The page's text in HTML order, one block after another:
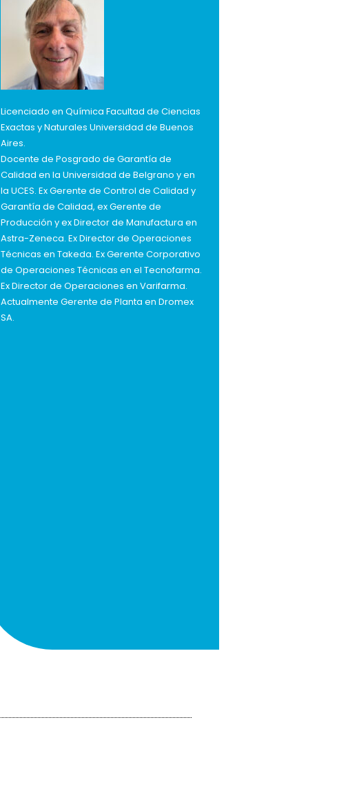
Licenciado en Química Facultad de Ciencias
Exactas y Naturales Universidad de Buenos
Aires.
Docente de Posgrado de Garantía de
Calidad en la Universidad de Belgrano y en
la UCES. Ex Gerente de Control de Calidad y
Garantía de Calidad, ex Gerente de
Producción y ex Director de Manufactura en
Astra-Zeneca. Ex Director de Operaciones
Técnicas en Takeda. Ex Gerente Corporativo
de Operaciones Técnicas en el Tecnofarma.
Ex Director de Operaciones en Varifarma.
Actualmente Gerente de Planta en Dromex
SA.